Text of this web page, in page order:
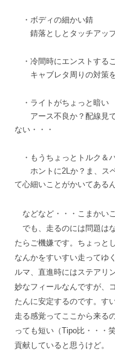
・ボディの細かい錆
錆落としとタッチアップ
・冷間時にエンストする
キャブレタ周りの対策
・ライトがちょっと暗い
アース不良か？配線見て
ない・・・
・もうちょっとトルク＆
ホントに2Lか？ま、スペ
て心細いことがかいてある
などなど・・・こまかい
でも、走るのには問題は
たらご機嫌です。ちょっと
なんかをすいすい走ってゆ
ルマ、直進時にはステアリ
妙なフィールなんですが、
たんに安定するのです。す
走る感覚ってここから来る
っても短い（Tipo比・・・
貢献していると思うけど。